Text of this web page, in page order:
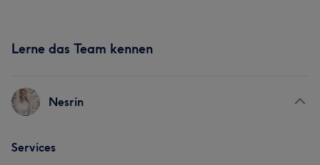
Lerne das Team kennen
Nesrin
Services